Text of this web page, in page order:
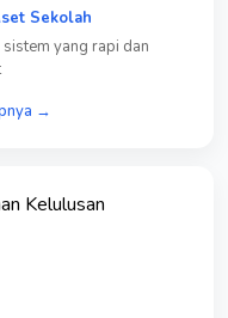
Sekolah
yang rapi dan
→